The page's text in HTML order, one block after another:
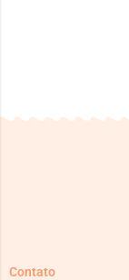
Contato